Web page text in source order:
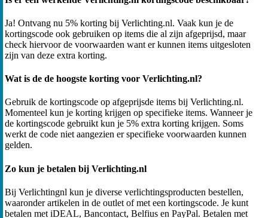
Ja! Ontvang nu 5% korting bij Verlichting.nl. Vaak kun je de
kortingscode ook gebruiken op items die al zijn afgeprijsd, maar
check hiervoor de voorwaarden want er kunnen items uitgesloten
zijn van deze extra korting.
Wat is de de hoogste korting voor Verlichting.nl?
Gebruik de kortingscode op afgeprijsde items bij Verlichting.nl.
Momenteel kun je korting krijgen op specifieke items. Wanneer je
de kortingscode gebruikt kun je 5% extra korting krijgen. Soms
werkt de code niet aangezien er specifieke voorwaarden kunnen
gelden.
Zo kun je betalen bij Verlichting.nl
Bij Verlichtingnl kun je diverse verlichtingsproducten bestellen,
waaronder artikelen in de outlet of met een kortingscode. Je kunt
betalen met iDEAL, Bancontact, Belfius en PayPal. Betalen met